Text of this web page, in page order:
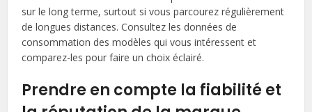
sur le long terme, surtout si vous parcourez régulièrement
de longues distances. Consultez les données de
consommation des modèles qui vous intéressent et
comparez-les pour faire un choix éclairé.
Prendre en compte la fiabilité et